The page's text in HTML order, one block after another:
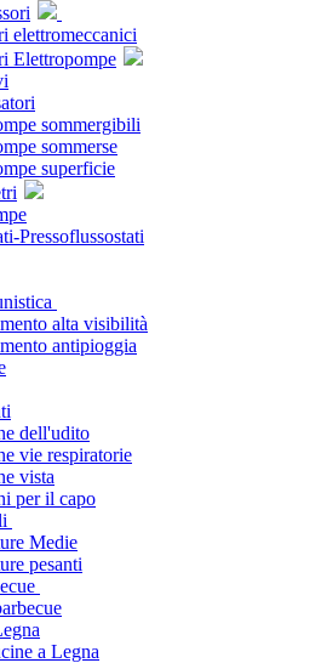
elettromeccanici
Elettropompe
sommergibili
sommerse
superficie
Pressoflussostati
alta visibilità
antipioggia
dell'udito
vie respiratorie
vista
per il capo
Medie
pesanti
a Legna